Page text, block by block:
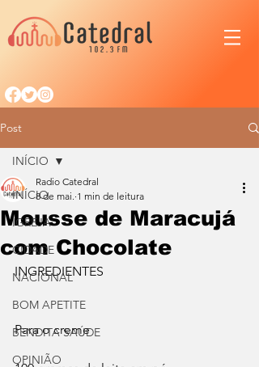
Post
INÍCIO
IGREJA
CIDADE
NACIONAL
BOM APETITE
BENDITA SAÚDE
OPINIÃO
INÍCIO
Mousse de Maracujá
com Chocolate
Radio Catedral
8 de mai. 1 min de leitura
INGREDIENTES
Para o creme